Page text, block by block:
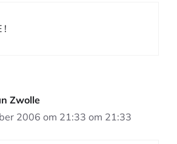
!
Zwolle
2006 om 21:33 om 21:33